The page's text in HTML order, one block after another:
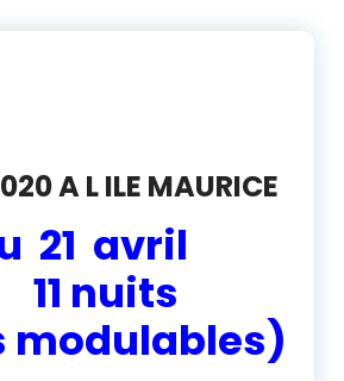
A L ILE MAURICE
21 avril
nuits
modulables)